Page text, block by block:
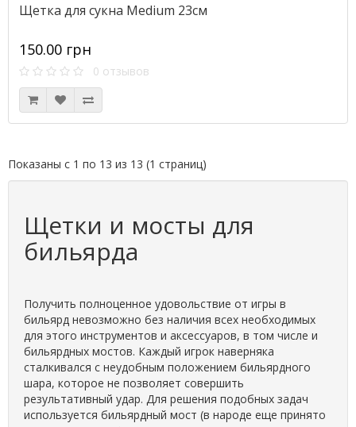
Щетка для сукна Medium 23см
150.00 грн
0 отзывов
Показаны с 1 по 13 из 13 (1 страниц)
Щетки и мосты для
бильярда
Получить полноценное удовольствие от игры в
бильярд невозможно без наличия всех необходимых
для этого инструментов и аксессуаров, в том числе и
бильярдных мостов. Каждый игрок наверняка
сталкивался с неудобным положением бильярдного
шара, которое не позволяет совершить
результативный удар. Для решения подобных задач
используется бильярдный мост (в народе еще принято